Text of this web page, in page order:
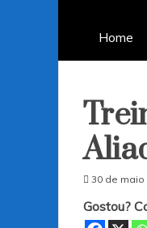
Home
30 de maio
Gostou?